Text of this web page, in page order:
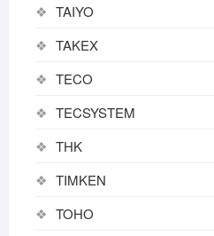
TAIYO
TAKEX
TECO
TECSYSTEM
THK
TIMKEN
TOHO